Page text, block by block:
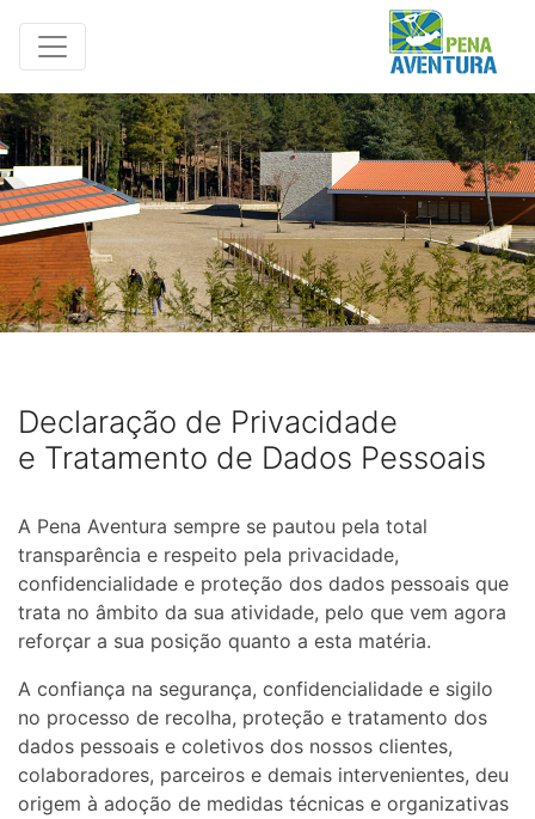
Declaração de Privacidade
e Tratamento de Dados Pessoais
A Pena Aventura sempre se pautou pela total
transparência e respeito pela privacidade,
confidencialidade e proteção dos dados pessoais que
trata no âmbito da sua atividade, pelo que vem agora
reforçar a sua posição quanto a esta matéria.
A confiança na segurança, confidencialidade e sigilo
no processo de recolha, proteção e tratamento dos
dados pessoais e coletivos dos nossos clientes,
colaboradores, parceiros e demais intervenientes, deu
origem à adoção de medidas técnicas e organizativas